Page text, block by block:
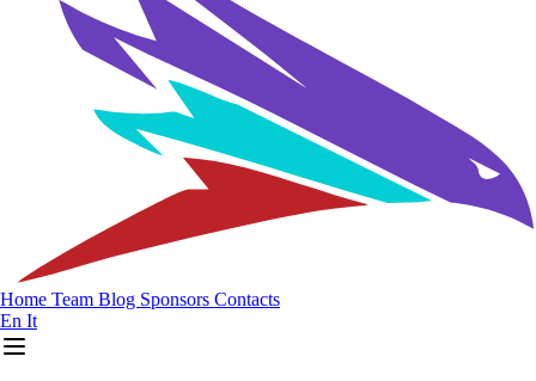
Home Team Blog Sponsors Contacts
En It